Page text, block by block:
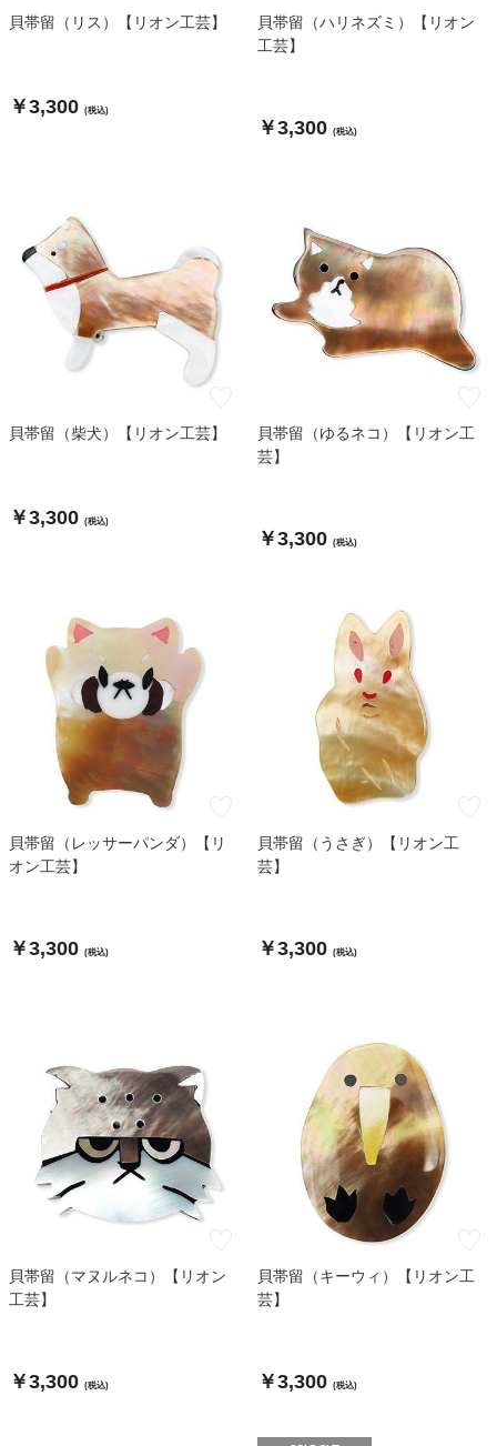
貝帯留（リス）【リオン工芸】
￥3,300 (税込)
貝帯留（ハリネズミ）【リオン
工芸】
￥3,300 (税込)
貝帯留（柴犬）【リオン工芸】
￥3,300 (税込)
貝帯留（ゆるネコ）【リオン工
芸】
￥3,300 (税込)
貝帯留（レッサーパンダ）【リ
オン工芸】
￥3,300 (税込)
貝帯留（うさぎ）【リオン工
芸】
￥3,300 (税込)
貝帯留（マヌルネコ）【リオン
工芸】
￥3,300 (税込)
貝帯留（キーウィ）【リオン工
芸】
￥3,300 (税込)